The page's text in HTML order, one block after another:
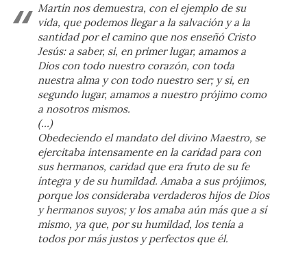
Martín nos demuestra, con el ejemplo de su
vida, que podemos llegar a la salvación y a la
santidad por el camino que nos enseñó Cristo
Jesús: a saber, si, en primer lugar, amamos a
Dios con todo nuestro corazón, con toda
nuestra alma y con todo nuestro ser; y si, en
segundo lugar, amamos a nuestro prójimo como
a nosotros mismos.
(…)
Obedeciendo el mandato del divino Maestro, se
ejercitaba intensamente en la caridad para con
sus hermanos, caridad que era fruto de su fe
íntegra y de su humildad. Amaba a sus prójimos,
porque los consideraba verdaderos hijos de Dios
y hermanos suyos; y los amaba aún más que a sí
mismo, ya que, por su humildad, los tenía a
todos por más justos y perfectos que él.